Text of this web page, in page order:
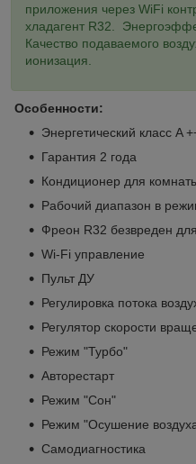
приложения через WiFi
хладагент R32.
Качество подаваемого
ионизация.
Особенности:
Энергетический класс A
Гарантия 2 года
Кондиционер для
Рабочий диапазон в
Фреон R32 безвреден
Wi-Fi управление
Пульт ДУ
Регулировка потока
Регулятор скорости
Режим "Турбо"
Авторестарт
Режим "Сон"
Режим "Осушение
Самодиагностика